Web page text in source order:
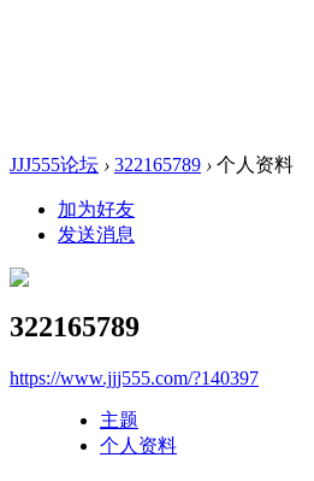
JJJ555论坛 › 322165789 › 个人资料
加为好友
发送消息
322165789
https://www.jjj555.com/?140397
主题
个人资料